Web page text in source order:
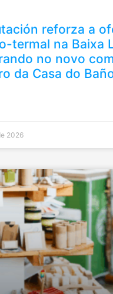
reforza a
termal na Baixa
no novo
da Casa do
2026